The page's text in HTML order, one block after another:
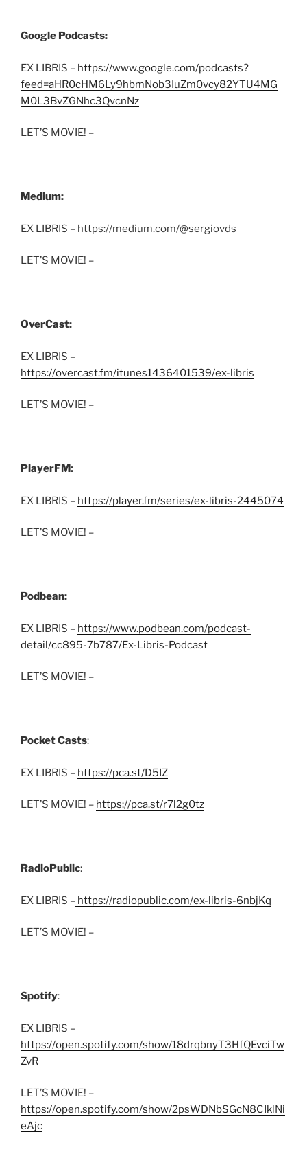
Google Podcasts:
EX LIBRIS – https://www.google.com/podcasts?
feed=aHR0cHM6Ly9hbmNob3IuZm0vcy82YTU4MG
M0L3BvZGNhc3QvcnNz
LET’S MOVIE! –
Medium:
EX LIBRIS – https://medium.com/@sergiovds
LET’S MOVIE! –
OverCast:
EX LIBRIS –
https://overcast.fm/itunes1436401539/ex-libris
LET’S MOVIE! –
PlayerFM:
EX LIBRIS – https://player.fm/series/ex-libris-2445074
LET’S MOVIE! –
Podbean:
EX LIBRIS – https://www.podbean.com/podcast-
detail/cc895-7b787/Ex-Libris-Podcast
LET’S MOVIE! –
Pocket Casts:
EX LIBRIS – https://pca.st/D5IZ
LET’S MOVIE! – https://pca.st/r7l2g0tz
RadioPublic:
EX LIBRIS – https://radiopublic.com/ex-libris-6nbjKq
LET’S MOVIE! –
Spotify:
EX LIBRIS –
https://open.spotify.com/show/18drqbnyT3HfQEvciTw
ZvR
LET’S MOVIE! –
https://open.spotify.com/show/2psWDNbSGcN8CIklNi
eAjc